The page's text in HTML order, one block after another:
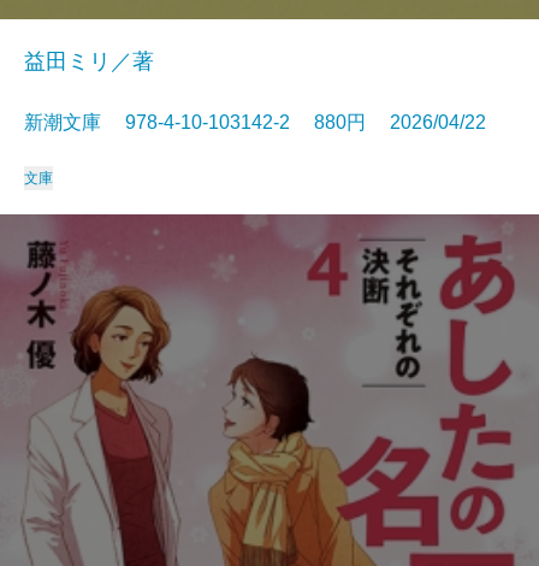
益田ミリ／著
新潮文庫 978-4-10-103142-2 880円 2026/04/22
文庫